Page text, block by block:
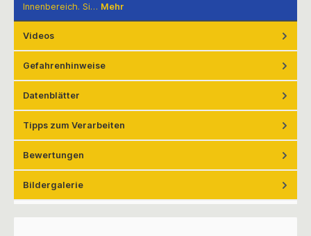
Innenbereich. Si… Mehr
Videos
Gefahrenhinweise
Datenblätter
Tipps zum Verarbeiten
Bewertungen
Bildergalerie